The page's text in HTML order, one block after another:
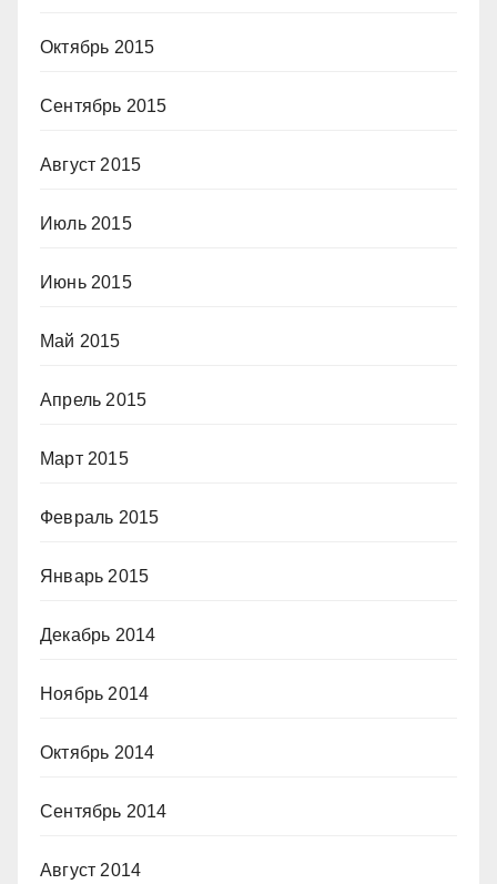
Октябрь 2015
Сентябрь 2015
Август 2015
Июль 2015
Июнь 2015
Май 2015
Апрель 2015
Март 2015
Февраль 2015
Январь 2015
Декабрь 2014
Ноябрь 2014
Октябрь 2014
Сентябрь 2014
Август 2014